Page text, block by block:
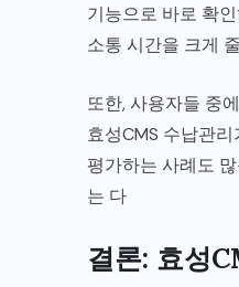
기능으로 바로 확
소통 시간을 크게
또한, 사용자들 중
효성CMS 수납관
평가하는 사례도
는 다
결론: 효성